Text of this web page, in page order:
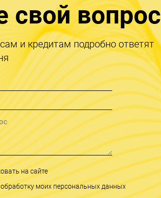
свой вопрос
и кредитам подробно ответят
на сайте
моих персональных данных